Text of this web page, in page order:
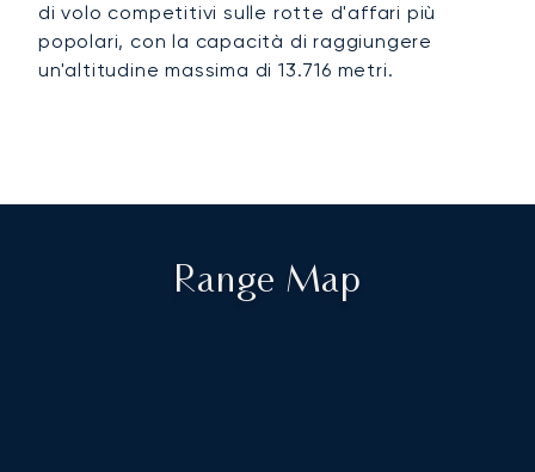
di volo competitivi sulle rotte d'affari più
popolari, con la capacità di raggiungere
un'altitudine massima di 13.716 metri.
Range Map